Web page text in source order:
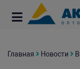
Главная Новости